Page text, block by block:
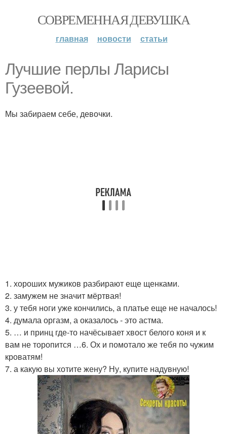
СОВРЕМЕННАЯ ДЕВУШКА
главная новости статьи
Лучшие перлы Ларисы
Гузеевой.
Мы забираем себе, девочки.
1. хороших мужиков разбирают еще щенками.
2. замужем не значит мёртвая!
3. у тебя ноги уже кончились, а платье еще не началось!
4. думала оргазм, а оказалось - это астма.
5. … и принц где-то начёсывает хвост белого коня и к
вам не торопится …6. Ох и помотало же тебя по чужим
кроватям!
7. а какую вы хотите жену? Ну, купите надувную!